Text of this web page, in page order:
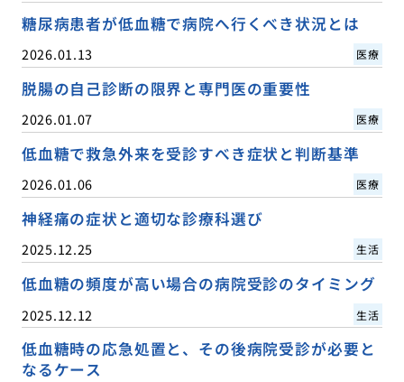
糖尿病患者が低血糖で病院へ行くべき状況とは
2026.01.13 医療
脱腸の自己診断の限界と専門医の重要性
2026.01.07 医療
低血糖で救急外来を受診すべき症状と判断基準
2026.01.06 医療
神経痛の症状と適切な診療科選び
2025.12.25 生活
低血糖の頻度が高い場合の病院受診のタイミング
2025.12.12 生活
低血糖時の応急処置と、その後病院受診が必要と
なるケース